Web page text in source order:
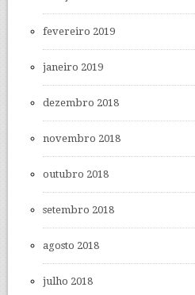
fevereiro 2019
janeiro 2019
dezembro 2018
novembro 2018
outubro 2018
setembro 2018
agosto 2018
julho 2018